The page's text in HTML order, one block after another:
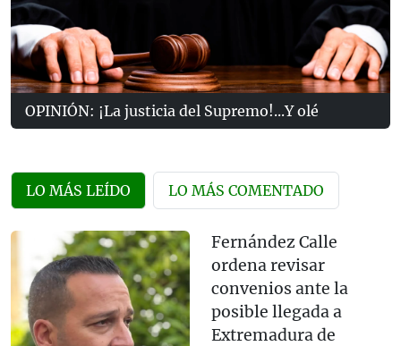
OPINIÓN: ¡La justicia del Supremo!...Y olé
LO MÁS LEÍDO LO MÁS COMENTADO
Fernández Calle
ordena revisar
convenios ante la
posible llegada a
Extremadura de